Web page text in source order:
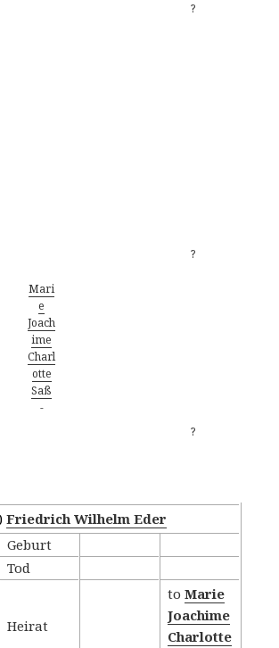
?
?
Mari
e
Joach
ime
Charl
otte
Saß
-
?
Friedrich Wilhelm Eder
Geburt
Tod
Heirat
to Marie
Joachime
Charlotte